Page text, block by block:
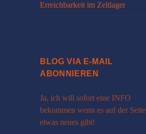
Erreichbarkeit im Zeltlager
BLOG VIA E-MAIL
ABONNIEREN
Ja, ich will sofort eine INFO
bekommen wenn es auf der Seite
etwas neues gibt!